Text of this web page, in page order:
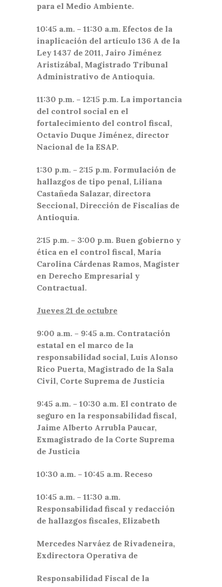
para el Medio Ambiente.
10:45 a.m. – 11:30 a.m. Efectos de la
inaplicación del artículo 136 A de la
Ley 1437 de 2011, Jairo Jiménez
Aristizábal, Magistrado Tribunal
Administrativo de Antioquia.
11:30 p.m. – 12:15 p.m. La importancia
del control social en el
fortalecimiento del control fiscal,
Octavio Duque Jiménez, director
Nacional de la ESAP.
1:30 p.m. – 2:15 p.m. Formulación de
hallazgos de tipo penal, Liliana
Castañeda Salazar, directora
Seccional, Dirección de Fiscalías de
Antioquia.
2:15 p.m. – 3:00 p.m. Buen gobierno y
ética en el control fiscal, María
Carolina Cárdenas Ramos, Magister
en Derecho Empresarial y
Contractual.
Jueves 21 de octubre
9:00 a.m. – 9:45 a.m. Contratación
estatal en el marco de la
responsabilidad social, Luis Alonso
Rico Puerta, Magistrado de la Sala
Civil, Corte Suprema de Justicia
9:45 a.m. – 10:30 a.m. El contrato de
seguro en la responsabilidad fiscal,
Jaime Alberto Arrubla Paucar,
Exmagistrado de la Corte Suprema
de Justicia
10:30 a.m. – 10:45 a.m. Receso
10:45 a.m. – 11:30 a.m.
Responsabilidad fiscal y redacción
de hallazgos fiscales, Elizabeth
Mercedes Narváez de Rivadeneira,
Exdirectora Operativa de
Responsabilidad Fiscal de la